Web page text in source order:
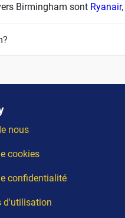
Birmingham sont Ryanair,
nous
cookies
confidentialité
d'utilisation